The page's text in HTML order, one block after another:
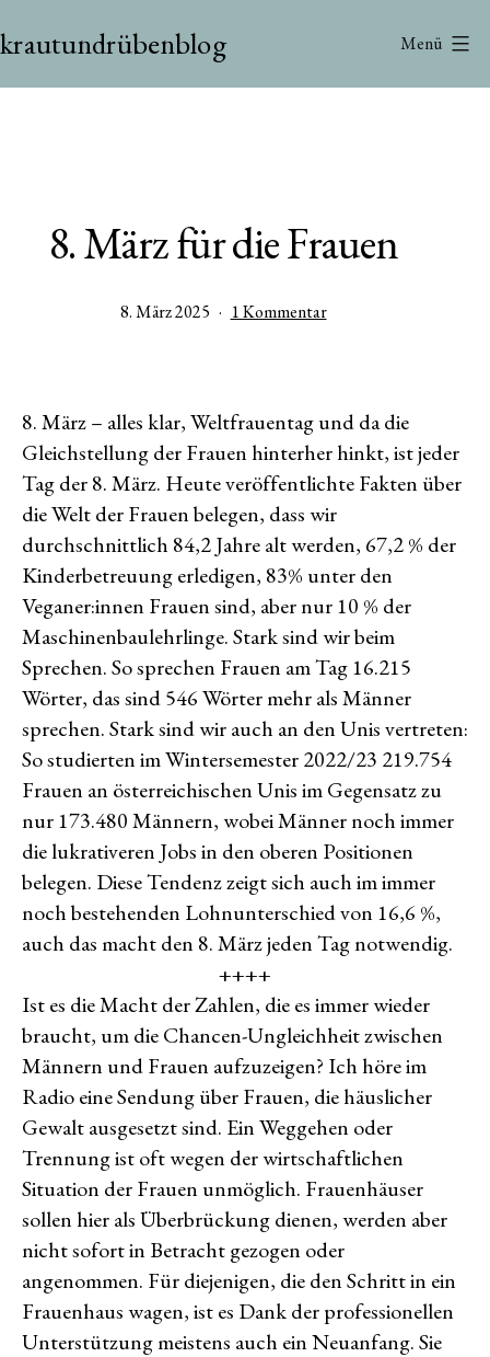
Inhalt
krautundrübenblog Menü
8. März für die Frauen
Veröffentlicht
8. März 2025 1 Kommentarzu
Frauen
8. März – alles klar, Weltfrauentag und da die
Gleichstellung der Frauen hinterher hinkt, ist jeder
Tag der 8. März. Heute veröffentlichte Fakten über
die Welt der Frauen belegen, dass wir
durchschnittlich 84,2 Jahre alt werden, 67,2 % der
Kinderbetreuung erledigen, 83% unter den
Veganer:innen Frauen sind, aber nur 10 % der
Maschinenbaulehrlinge. Stark sind wir beim
Sprechen. So sprechen Frauen am Tag 16.215
Wörter, das sind 546 Wörter mehr als Männer
sprechen. Stark sind wir auch an den Unis vertreten:
So studierten im Wintersemester 2022/23 219.754
Frauen an österreichischen Unis im Gegensatz zu
nur 173.480 Männern, wobei Männer noch immer
die lukrativeren Jobs in den oberen Positionen
belegen. Diese Tendenz zeigt sich auch im immer
noch bestehenden Lohnunterschied von 16,6 %,
auch das macht den 8. März jeden Tag notwendig.
++++
Ist es die Macht der Zahlen, die es immer wieder
braucht, um die Chancen-Ungleichheit zwischen
Männern und Frauen aufzuzeigen? Ich höre im
Radio eine Sendung über Frauen, die häuslicher
Gewalt ausgesetzt sind. Ein Weggehen oder
Trennung ist oft wegen der wirtschaftlichen
Situation der Frauen unmöglich. Frauenhäuser
sollen hier als Überbrückung dienen, werden aber
nicht sofort in Betracht gezogen oder
angenommen. Für diejenigen, die den Schritt in ein
Frauenhaus wagen, ist es Dank der professionellen
Unterstützung meistens auch ein Neuanfang. Sie